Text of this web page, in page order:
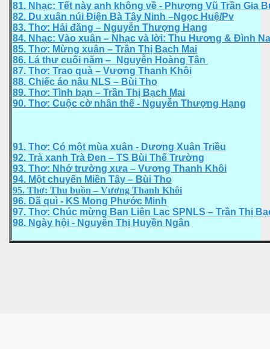
81. Nhạc: Tết này anh không về - Phượng Vũ Trần Gia
82. Du xuân núi Điện Bà Tây Ninh –Ngọc Huệ/Pv
83. Thơ: Hải đăng – Nguyễn Thượng Hạng
84. Nhạc: Vào xuân – Nhạc và lời: Thu Hương & Đình
85. Thơ: Mừng xuân – Trần Thị Bạch Mai
86. Lá thư cuối năm –_Nguyễn Hoàng Tân
87. Thơ: Trao quà – Vương Thanh Khôi
88. Chiếc áo nâu NLS – Bùi Tho
89. Thơ: Tình bạn – Trần Thị Bạch Mai
90. Thơ: Cuộc cờ nhân thế - Nguyễn Thượng Hạng
91. Thơ: Có một mùa xuân - Dương Xuân Triều
92. Trà xanh Trà Đen – TS Bùi Thế Trường
93. Thơ: Nhớ trường xưa – Vương Thanh Khôi
94. Một chuyến Miền Tây – Bùi Tho
95. Thơ: Thu buồn – Vương Thanh Khôi
96. Dã quì - KS Mong Phước Minh
97. Thơ: Chúc mừng Ban Liên Lạc SPNLS – Trần Thị
98. Ngày hội - Nguyễn Thị Huyền Ngân
Lan